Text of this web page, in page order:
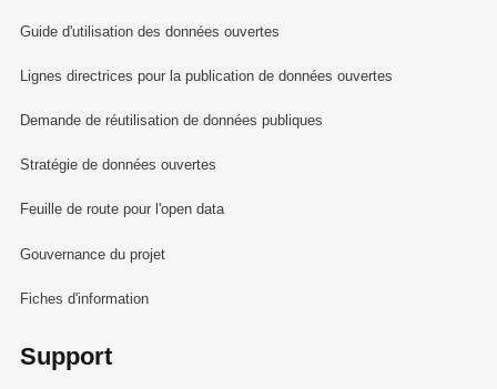
Guide d'utilisation des données ouvertes
Lignes directrices pour la publication de données ouvertes
Demande de réutilisation de données publiques
Stratégie de données ouvertes
Feuille de route pour l'open data
Gouvernance du projet
Fiches d'information
Support